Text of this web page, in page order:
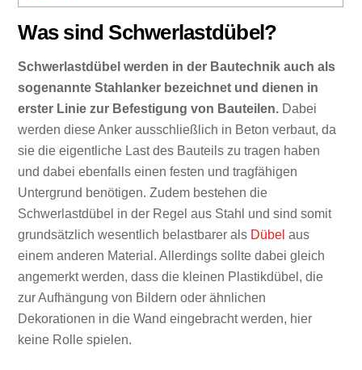
Was sind Schwerlastdübel?
Schwerlastdübel werden in der Bautechnik auch als
sogenannte Stahlanker bezeichnet und dienen in
erster Linie zur Befestigung von Bauteilen. Dabei
werden diese Anker ausschließlich in Beton verbaut, da
sie die eigentliche Last des Bauteils zu tragen haben
und dabei ebenfalls einen festen und tragfähigen
Untergrund benötigen. Zudem bestehen die
Schwerlastdübel in der Regel aus Stahl und sind somit
grundsätzlich wesentlich belastbarer als Dübel aus
einem anderen Material. Allerdings sollte dabei gleich
angemerkt werden, dass die kleinen Plastikdübel, die
zur Aufhängung von Bildern oder ähnlichen
Dekorationen in die Wand eingebracht werden, hier
keine Rolle spielen.